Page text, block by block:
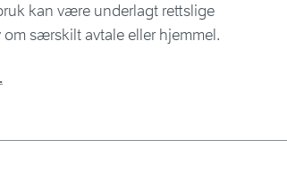
kan være underlagt rettslige
særskilt avtale eller hjemmel.